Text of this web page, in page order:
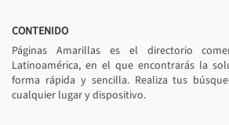
CONTENIDO
Páginas Amarillas es el directorio
Latinoamérica, en el que encontrarás la
forma rápida y sencilla. Realiza tus
cualquier lugar y dispositivo.